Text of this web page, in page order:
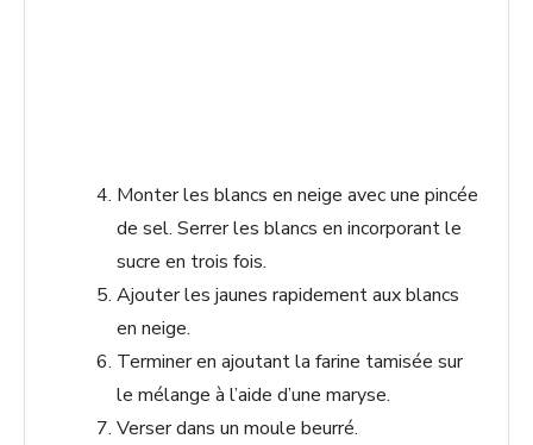
Monter les blancs en neige avec une pincée
de sel. Serrer les blancs en incorporant le
sucre en trois fois.
Ajouter les jaunes rapidement aux blancs
en neige.
Terminer en ajoutant la farine tamisée sur
le mélange à l’aide d’une maryse.
Verser dans un moule beurré.